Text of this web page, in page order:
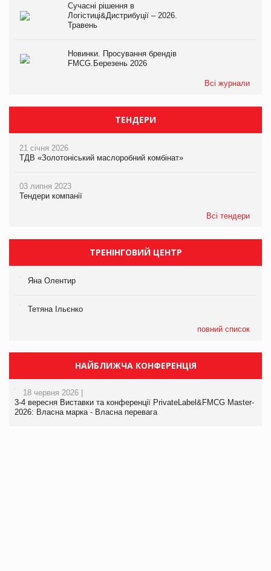
Сучасні рішення в
Логістиці&Дистрибуції – 2026.
Травень
Новинки. Просування брендів
FMCG.Березень 2026
Всі журнали
ТЕНДЕРИ
21 січня 2026
ТДВ «Золотоніський маслоробний комбінат»
03 липня 2023
Тендери компанії
Всі тендери
ТРЕНІНГОВИЙ ЦЕНТР
Яна Олентир
Тетяна Ільєнко
повний список
НАЙБЛИЖЧА КОНФЕРЕНЦІЯ
18 червня 2026 |
3-4 вересня Виставки та конференції PrivateLabel&FMCG Master-
2026: Власна марка - Власна перевага